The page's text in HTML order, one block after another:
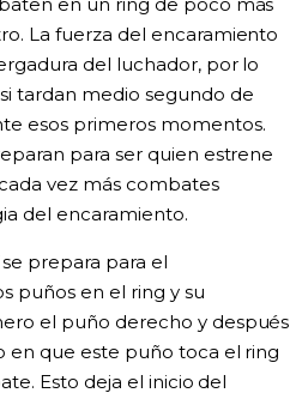
La fuerza del encaramiento
del luchador, por lo
tardan medio segundo de
esos primeros momentos.
para ser quien estrene
vez más combates
del encaramiento.
prepara para el
puños en el ring y su
el puño derecho y después
en que este puño toca el ring
Esto deja el inicio del